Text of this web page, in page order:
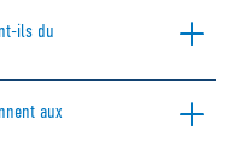
ils du
aux